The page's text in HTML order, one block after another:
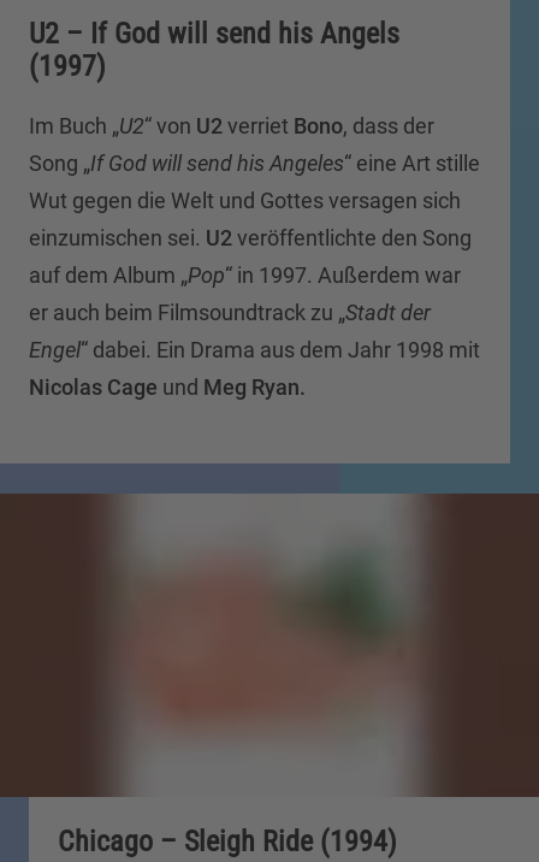
U2 – If God will send his Angels
(1997)
Im Buch „U2“ von U2verriet Bono, dass der
Song „If God will send his Angeles“ eine Art stille
Wut gegen die Welt und Gottes versagen sich
einzumischen sei. U2veröffentlichte den Song
auf dem Album „Pop“ in 1997. Außerdem war
er auch beim Filmsoundtrack zu „Stadt der
Engel“ dabei. Ein Drama aus dem Jahr 1998 mit
Nicolas Cage und Meg Ryan.
Chicago – Sleigh Ride (1994)